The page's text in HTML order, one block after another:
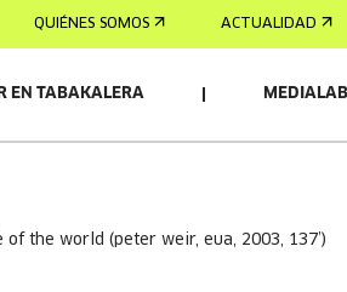
QUIÉNES SOMOS ACTUALIDAD
EN TABAKALERA MEDIALAB
of the world (peter weir, eua, 2003, 137’)